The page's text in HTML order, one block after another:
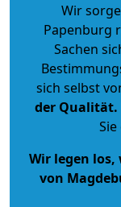
Wir
Papenburg
Sachen
sich selbst
der Qualität.
Wir legen los,
von